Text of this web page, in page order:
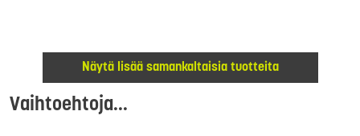
Näytä lisää samankaltaisia tuotteita
Vaihtoehtoja...